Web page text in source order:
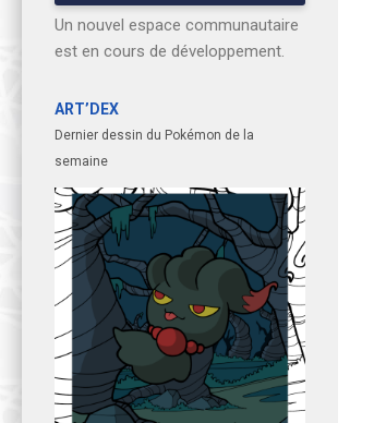
Un nouvel espace communautaire
est en cours de développement.
ART’DEX
Dernier dessin du Pokémon de la
semaine